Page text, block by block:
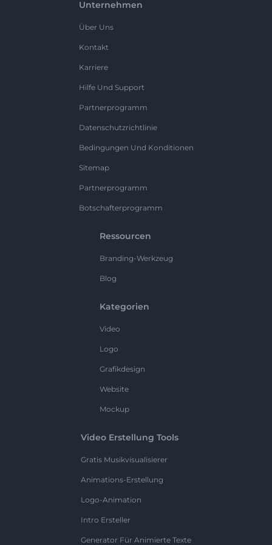
Unternehmen
Über Uns
Kontakt
Karriere
Hilfe Und Support
Partnerprogramm
Datenschutzrichtlinie
Bedingungen Und Konditionen
Sitemap
Partnerprogramm
Botschafterprogramm
Ressourcen
Branding-Werkzeug
Blog
Kategorien
Video
Logo
Grafikdesign
Website
Mockup
Video Erstellung Tools
Gratis Musikvisualisierer
Animations-Erstellung
Logo-Animation
Intro Ersteller
Generator Für Animierte Texte